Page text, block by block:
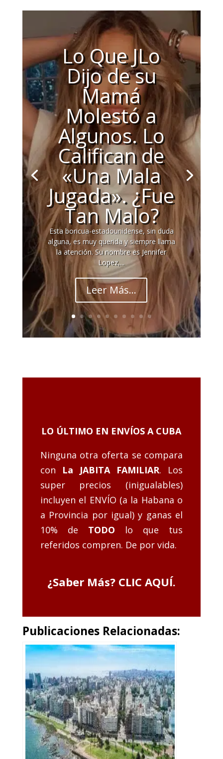
Lo Que JLo
Dijo de su
Mamá
Molestó a
Algunos. Lo
Califican de
«Una Mala
Jugada». ¿Fue
Tan Malo?
Esta boricua-estadounidense, sin duda
alguna, es muy querida y siempre llama
la atención. Su nombre es Jennifer
Lopez,...
Leer Más...
LO ÚLTIMO EN ENVÍOS A CUBA
Ninguna otra oferta se compara
con La JABITA FAMILIAR. Los
super precios (inigualables)
incluyen el ENVÍO (a la Habana o
a Provincia por igual) y ganas el
10% de TODO lo que tus
referidos compren. De por vida.
¿Saber Más? CLIC AQUÍ.
Publicaciones Relacionadas: